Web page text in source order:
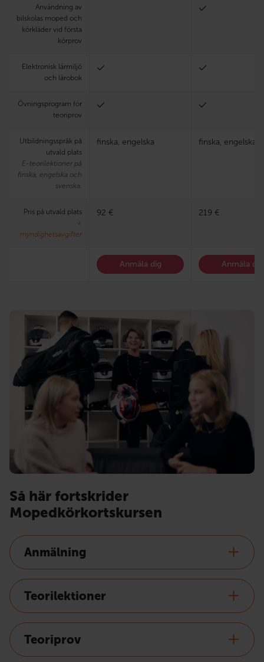
Användning av
bilskolas moped och
körkläder vid första
körprov
Elektronisk lärmiljö
och lärobok
Övningsprogram för
teoriprov
Utbildningsspråk på
utvald plats
E-teorilektioner på
finska, engelska och
svenska.
finska, engelska finska, engelska
Pris på utvald plats
+
myndighetsavgifter
92 € 219 €
Anmäla dig Anmäla dig
Så här fortskrider
Mopedkörkortskursen
Anmälning
Teorilektioner
Teoriprov